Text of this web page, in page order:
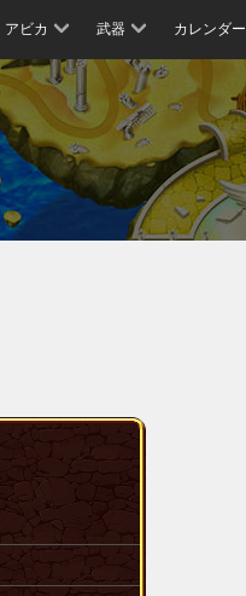
アビカ 武器 カレンダー